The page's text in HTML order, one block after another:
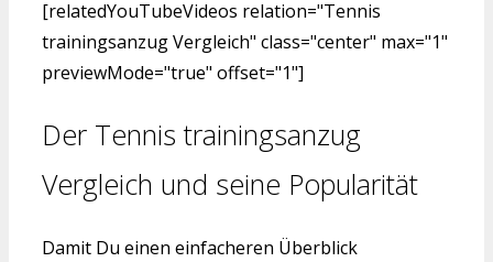
[relatedYouTubeVideos relation="Tennis
trainingsanzug Vergleich" class="center" max="1"
previewMode="true" offset="1"]
Der Tennis trainingsanzug
Vergleich und seine Popularität
Damit Du einen einfacheren Überblick